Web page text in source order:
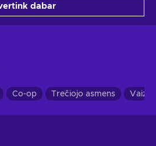
dabar
Co-op Trečiojo asmens